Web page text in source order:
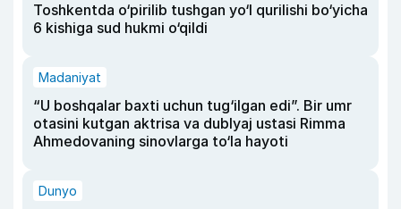
Toshkentda o‘pirilib tushgan yo‘l qurilishi bo‘yicha
6 kishiga sud hukmi o‘qildi
Madaniyat
“U boshqalar baxti uchun tug‘ilgan edi”. Bir umr
otasini kutgan aktrisa va dublyaj ustasi Rimma
Ahmedovaning sinovlarga to‘la hayoti
Dunyo